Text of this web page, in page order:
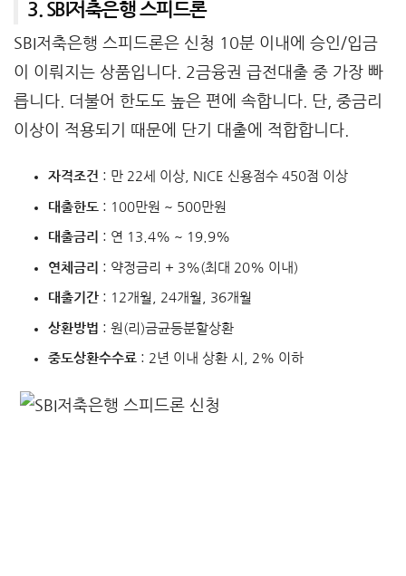
3. SBI저축은행 스피드론
SBI저축은행 스피드론은 신청 10분 이내에 승인/입금
이 이뤄지는 상품입니다. 2금융권 급전대출 중 가장 빠
릅니다. 더불어 한도도 높은 편에 속합니다. 단, 중금리
이상이 적용되기 때문에 단기 대출에 적합합니다.
자격조건 : 만 22세 이상, NICE 신용점수 450점 이상
대출한도 : 100만원 ~ 500만원
대출금리 : 연 13.4% ~ 19.9%
연체금리 : 약정금리 + 3%(최대 20% 이내)
대출기간: 12개월, 24개월, 36개월
상환방법 : 원(리)금균등분할상환
중도상환수수료: 2년 이내 상환 시, 2% 이하